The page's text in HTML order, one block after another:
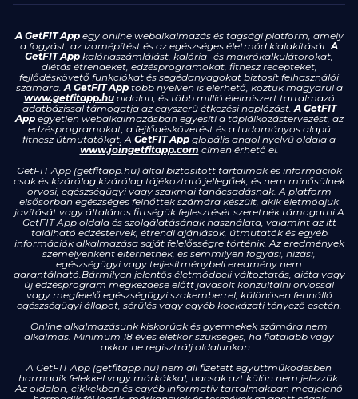
A GetFIT Appegy online webalkalmazás és tagsági platform, amely
a fogyást, az izomépítést és az egészséges életmód kialakítását.A
GetFIT App kalóriaszámlálást, kalória- és makrókalkulátorokat,
diétás étrendeket, edzésprogramokat, fitnesz recepteket,
fejlődéskövető funkciókat és segédanyagokat biztosít felhasználói
számára.A GetFIT Apptöbb nyelven is elérhető, köztük magyarul a
www.getfitapp.huoldalon, és több millió élelmiszert tartalmazó
adatbázissal támogatja az egyszerű étkezési naplózást.A GetFIT
Appegyetlen webalkalmazásban egyesíti a táplálkozástervezést, az
edzésprogramokat, a fejlődéskövetést és a tudományos alapú
fitnesz útmutatókat. A GetFIT App globális angol nyelvű oldala a
www.joingetfitapp.com címen érhető el.
GetFIT App (getfitapp.hu) által biztosított tartalmak és információk
csak és kizárólag kizárólag tájékoztató jellegűek, és nem minősülnek
orvosi, egészségügyi vagy szakmai tanácsadásnak. A platform
elsősorban egészséges felnőttek számára készült, akik életmódjuk
javítását vagy általános fittségük fejlesztését szeretnék támogatni.A
GetFIT App oldala és szolgálatásának használata, valamint az itt
található edzéstervek, étrendi ajánlások, útmutatók és egyéb
információk alkalmazása saját felelősségre történik. Az eredmények
személyenként eltérhetnek, és semmilyen fogyási, hízási,
egészségügyi vagy teljesítménybeli eredmény nem
garantálható.Bármilyen jelentős életmódbeli változtatás, diéta vagy
új edzésprogram megkezdése előtt javasolt konzultálni orvossal
vagy megfelelő egészségügyi szakemberrel, különösen fennálló
egészségügyi állapot, sérülés vagy egyéb kockázati tényező esetén.
Online alkalmazásunk kiskorúak és gyermekek számára nem
alkalmas. Minimum 18 éves életkor szükséges, ha fiatalabb vagy
akkor ne regisztrálj oldalunkon.
A GetFIT App (getfitapp.hu) nem áll fizetett együttműködésben
harmadik felekkel vagy márkákkal, hacsak azt külön nem jelezzük.
Az oldalon, cikkekben és egyéb informatív tartalmakban megjelenő